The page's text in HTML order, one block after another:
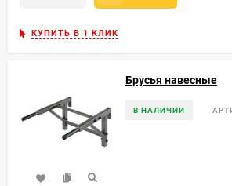
КУПИТЬ В 1 КЛИК
Брусья навесные
В НАЛИЧИИ